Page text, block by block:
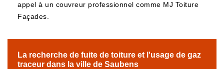
appel à un couvreur professionnel comme MJ Toiture
Façades.
La recherche de fuite de toiture et l'usage de gaz
traceur dans la ville de Saubens